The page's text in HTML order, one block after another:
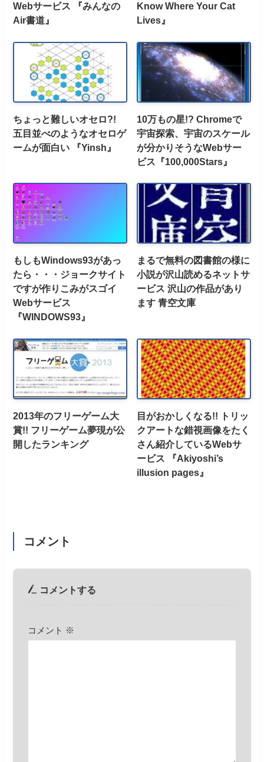
Webサービス 『みんなの
Air書道』
Know Where Your Cat
Lives』
ちょっと難しいオセロ?!
五目並べのようなオセロゲ
ームが面白い 『Yinsh』
10万もの星!? Chromeで
宇宙探索、宇宙のスケール
が分かりそうなWebサー
ビス『100,000Stars』
もしもWindows93があっ
たら・・・ジョークサイト
ですが作りこみがスゴイ
Webサービス
『WINDOWS93』
まるで無料の図書館の様に
小説が沢山読めるネットサ
ービス 沢山の作品があり
ます 青空文庫
2013年のフリーゲーム大
賞!! フリーゲーム夢現が公
開したランキング
目がおかしくなる!! トリッ
クアートな錯視画像をたく
さん紹介しているWebサ
ービス 『Akiyoshi’s
illusion pages』
コメント
コメントする
コメント ※